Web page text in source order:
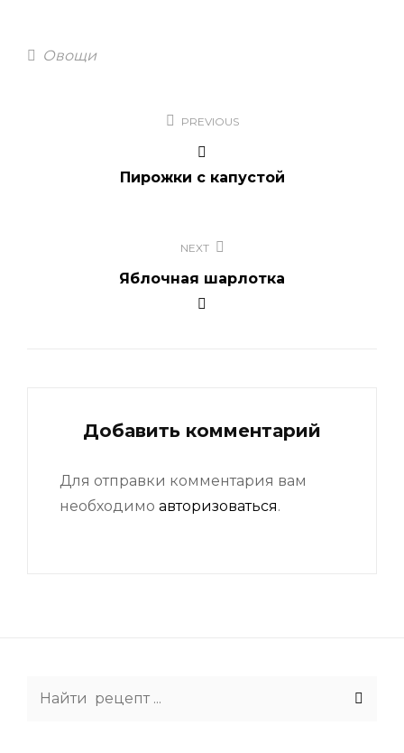
Categories
Овощи
Навигация
записям
PREVIOUS
Пирожки с капустой
NEXT
Яблочная шарлотка
Добавить комментарий
Для отправки комментария вам
необходимо авторизоваться.